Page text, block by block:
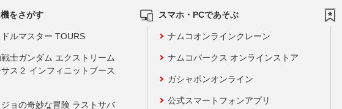
をさがす
ルマスター TOURS
士ガンダム エクストリーム
ス２ インフィニットブース
ョの奇妙な冒険 ラストサバ
スマホ・PCであそぶ
ナムコオンラインクレーン
ナムコパークス オンラインストア
ガシャポンオンライン
公式スマートフォンアプリ